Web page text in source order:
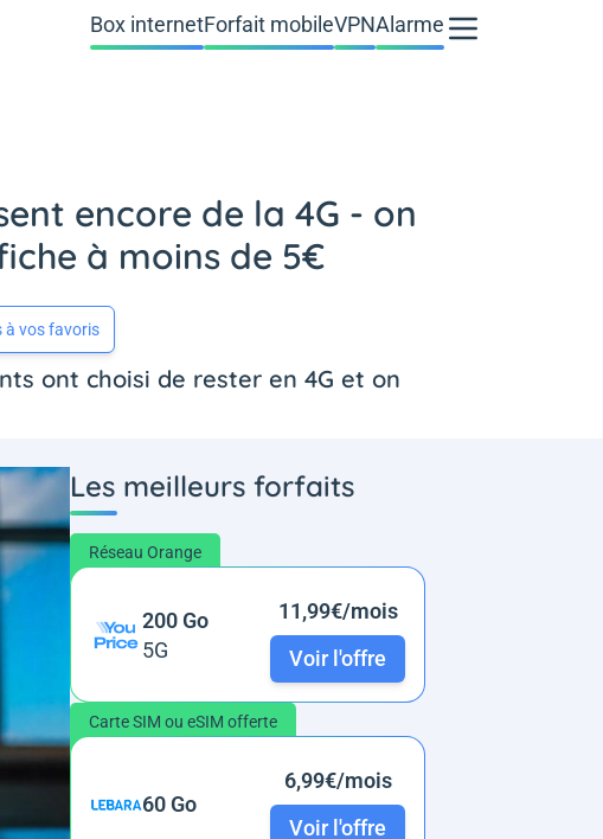
Box internetForfait mobileVPNAlarme
encore de la 4G - on
à moins de 5€
à vos favoris
ont choisi de rester en 4G et on
Les meilleurs forfaits
Réseau Orange
200 Go
5G
11,99€/mois
Voir l'offre
Carte SIM ou eSIM offerte
60 Go
6,99€/mois
Voir l'offre